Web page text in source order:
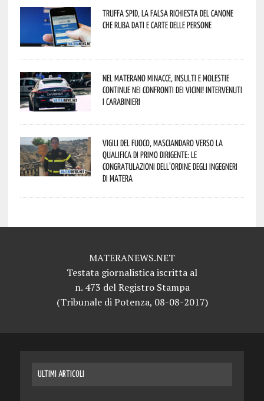
Truffa Spid, la falsa richiesta del canone
che ruba dati e carte delle persone
Nel materano minacce, insulti e molestie
continue nei confronti dei vicini! Intervenuti
i Carabinieri
Vigili del Fuoco, Masciandaro verso la
qualifica di Primo Dirigente: le
congratulazioni dell’Ordine degli Ingegneri
di Matera
MATERANEWS.NET
Testata giornalistica iscritta al
n. 473 del Registro Stampa
(Tribunale di Potenza, 08-08-2017)
ULTIMI ARTICOLI